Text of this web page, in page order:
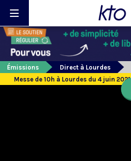
Émissions
Direct à Lourdes
Messe de 10h à Lourdes du 4 juin 2021